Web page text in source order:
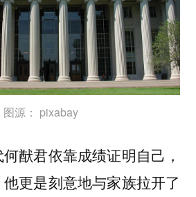
图源： pixabay
猷君依靠成绩证明自己，
更是刻意地与家族拉开了